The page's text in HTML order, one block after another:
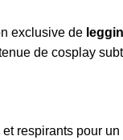
exclusive de
de cosplay
respirants pour